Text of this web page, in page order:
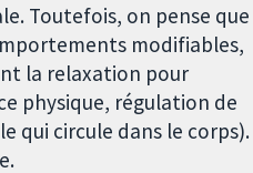
Toutefois, on pense que
modifiables,
la relaxation pour
physique, régulation de
qui circule dans le corps).